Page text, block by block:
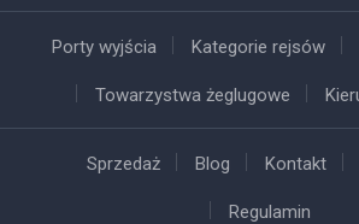
Porty wyjścia Kategorie rejsów
Towarzystwa żeglugowe
Sprzedaż Blog Kontakt
Regulamin